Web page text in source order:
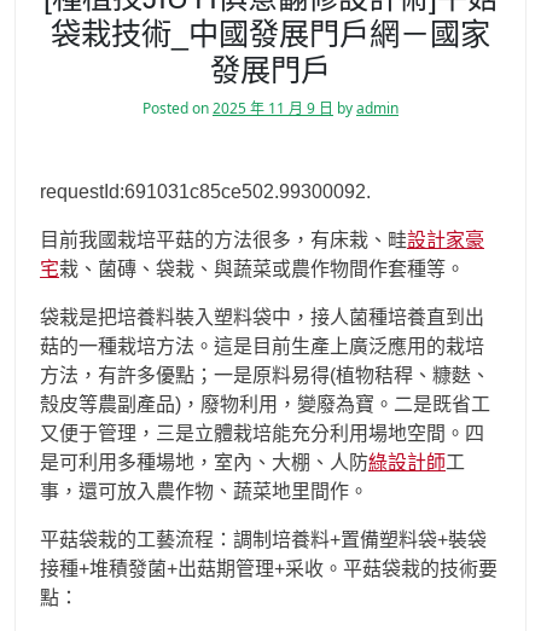
袋栽技術_中國發展門戶網－國家
發展門戶
Posted on2025 年 11 月 9 日 byadmin
requestId:691031c85ce502.99300092.
目前我國栽培平菇的方法很多，有床栽、畦設計家豪
宅栽、菌磚、袋栽、與蔬菜或農作物間作套種等。
袋栽是把培養料裝入塑料袋中，接人菌種培養直到出
菇的一種栽培方法。這是目前生產上廣泛應用的栽培
方法，有許多優點；一是原料易得(植物秸稈、糠麩、
殼皮等農副產品)，廢物利用，變廢為寶。二是既省工
又便于管理，三是立體栽培能充分利用場地空間。四
是可利用多種場地，室內、大棚、人防綠設計師工
事，還可放入農作物、蔬菜地里間作。
平菇袋栽的工藝流程：調制培養料+置備塑料袋+裝袋
接種+堆積發菌+出菇期管理+采收。平菇袋栽的技術要
點：